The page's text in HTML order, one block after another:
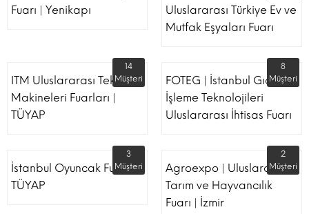
Fuarı | Yenikapı
Uluslararası Türkiye Ev ve
Mutfak Eşyaları Fuarı
ITM Uluslararası Tekstil
Makineleri Fuarları |
TÜYAP
14
Müşteri
FOTEG | İstanbul Gıda
İşleme Teknolojileri
Uluslararası İhtisas Fuarı
8
Müşteri
İstanbul Oyuncak Fuarı -
TÜYAP
3
Müşteri
Agroexpo | Uluslararası
Tarım ve Hayvancılık
Fuarı | İzmir
2
Müşteri